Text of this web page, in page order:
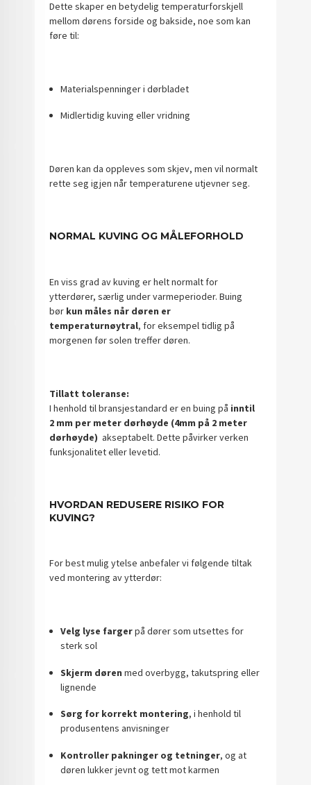
Dette skaper en betydelig temperaturforskjell
mellom dørens forside og bakside, noe som kan
føre til:
Materialspenninger i dørbladet
Midlertidig kuving eller vridning
Døren kan da oppleves som skjev, men vil normalt
rette seg igjen når temperaturene utjevner seg.
NORMAL KUVING OG MÅLEFORHOLD
En viss grad av kuving er helt normalt for
ytterdører, særlig under varmeperioder. Buing
bør kun måles når døren er
temperaturnøytral, for eksempel tidlig på
morgenen før solen treffer døren.
Tillatt toleranse:
I henhold til bransjestandard er en buing på inntil
2 mm per meter dørhøyde (4mm på 2 meter
dørhøyde) akseptabelt. Dette påvirker verken
funksjonalitet eller levetid.
HVORDAN REDUSERE RISIKO FOR
KUVING?
For best mulig ytelse anbefaler vi følgende tiltak
ved montering av ytterdør:
Velg lyse fargerpå dører som utsettes for
sterk sol
Skjerm døren med overbygg, takutspring eller
lignende
Sørg for korrekt montering, i henhold til
produsentens anvisninger
Kontroller pakninger og tetninger, og at
døren lukker jevnt og tett mot karmen